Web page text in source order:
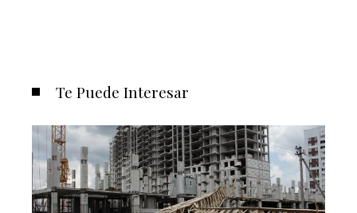
Te Puede Interesar